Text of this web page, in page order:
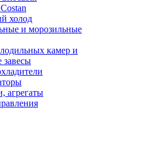
холод
и морозильные
камер и
завесы
агрегаты